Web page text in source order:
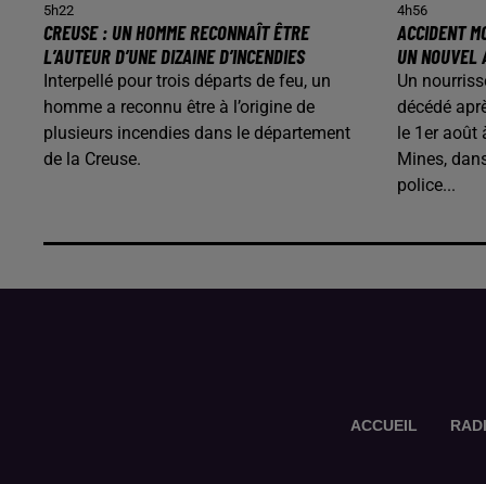
5h22
CREUSE : UN HOMME RECONNAÎT ÊTRE
L’AUTEUR D’UNE DIZAINE D’INCENDIES
Interpellé pour trois départs de feu, un
homme a reconnu être à l’origine de
plusieurs incendies dans le département
de la Creuse.
4h56
ACCIDENT
UN NOUVEL
Un
décédé
le 1er août
Mines,
police...
ACCUEIL